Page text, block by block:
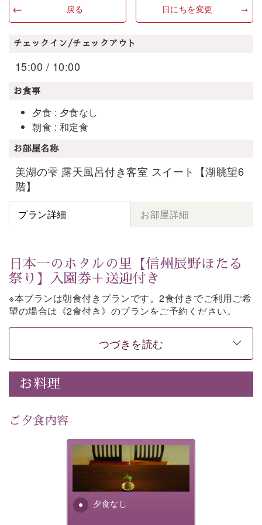
戻る 日にちを変更
チェックイン/チェックアウト
15:00 / 10:00
お食事
夕食 : 夕食なし
朝食 : 和定食
お部屋名称
美湖の雫 露天風呂付き客室 スイート【湖眺望6
階】
プラン詳細 お部屋詳細
日本一のホタルの里【信州辰野ほたる
祭り】入園券＋送迎付き
※本プランは朝食付きプランです。2食付きでご利用ご希
望の場合は《2食付き》のプランをご予約ください。
「日本一のホタルの里」として知られる辰野町・ほたる
そこで開催される【信州辰野ほたる祭り】への送迎と入
園券がついた期間限定プランをご用意いたしました。
ホタルが織りなす幻想的な光景。昨年は多い日で1日
4,000匹以上のホタルが観測されました。（
像：辰野町）
自然豊かな信州ならではの風情をご体験ください。
宿泊期間：2026年6月13日～21日
【スケジュール】
19：10 お隣の「ホテル紅や」ロビー集合
つづきを読む
お料理
ご夕食内容
夕食なし
夕食なしご夕食を追加される
場合は、二食付きのプランを
お選びくださいませ。